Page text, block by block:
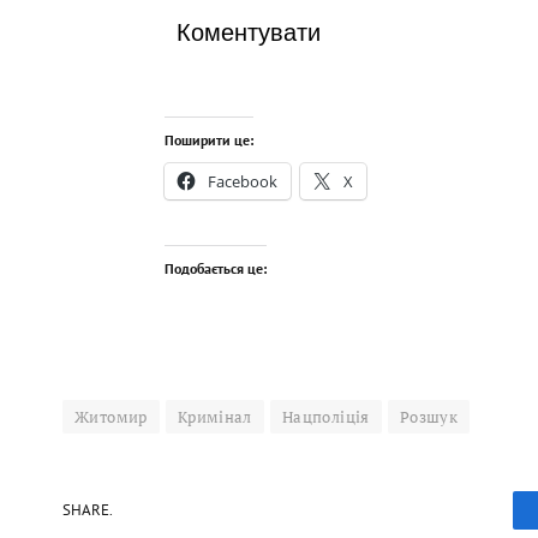
Коментувати
Поширити це:
Facebook X
Подобається це:
Житомир Кримінал Нацполіція Розшук
SHARE.